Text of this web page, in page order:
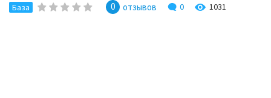
База 0 отзывов 0 1031